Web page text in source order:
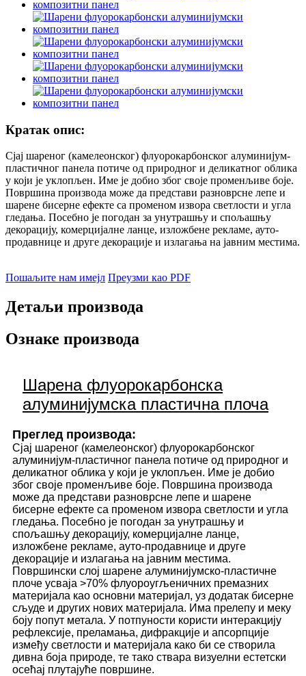
Кратак опис:
Сјај шареног (камелеонског) флуорокарбонског алуминијум-
пластичног панела потиче од природног и деликатног облика
у који је уклопљен. Име је добио због своје променљиве боје.
Површина производа може да представи разноврсне лепе и
шарене бисерне ефекте са променом извора светлости и угла
гледања. Посебно је погодан за унутрашњу и спољашњу
декорацију, комерцијалне ланце, изложбене рекламе, ауто-
продавнице и друге декорације и излагања на јавним местима.
Пошаљите нам имејл Преузми као PDF
Детаљи производа
Ознаке производа
Шарена флуорокарбонска
алуминијумска пластична плоча
Преглед производа:
Сјај шареног (камелеонског) флуорокарбонског
алуминијум-пластичног панела потиче од природног и
деликатног облика у који је уклопљен. Име је добио
због своје променљиве боје. Површина производа
може да представи разноврсне лепе и шарене
бисерне ефекте са променом извора светлости и угла
гледања. Посебно је погодан за унутрашњу и
спољашњу декорацију, комерцијалне ланце,
изложбене рекламе, ауто-продавнице и друге
декорације и излагања на јавним местима.
Површински слој шарене алуминијумско-пластичне
плоче усваја >70% флуороугљеничних премазних
материјала као основни материјал, уз додатак бисерне
сљуде и других нових материјала. Има прелепу и меку
боју попут метала. У потпуности користи интеракцију
рефлексије, преламања, дифракције и апсорпције
између светлости и материјала како би се створила
дивна боја природе, те тако ствара визуелни естетски
осећај плутајуће површине.